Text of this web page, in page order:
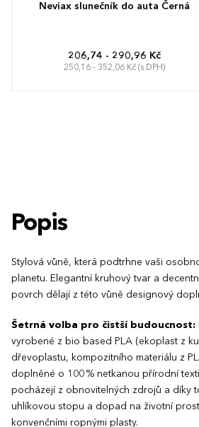
Neviax slunečník do auta Černá
206,74 - 290,96 Kč
250,16 - 352,06 Kč (s DPH)
Popis
Stylová vůně, která podtrhne vaši
planetu. Elegantní kruhový tvar a
povrch dělají z této vůně designový
Šetrná volba pro čistší budoucnost:
vyrobené z bio based PLA (ekoplast z
dřevoplastu, kompozitního materiálu z
doplněné o 100 % netkanou přírodní
pocházejí z obnovitelných zdrojů a díky
uhlíkovou stopu a dopad na životní
konvenčními ropnými plasty.